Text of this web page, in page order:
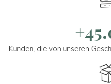
Kunden, die von unseren